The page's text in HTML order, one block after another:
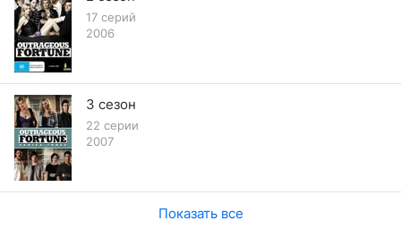
17 серий
2006
3 сезон
22 серии
2007
Показать все